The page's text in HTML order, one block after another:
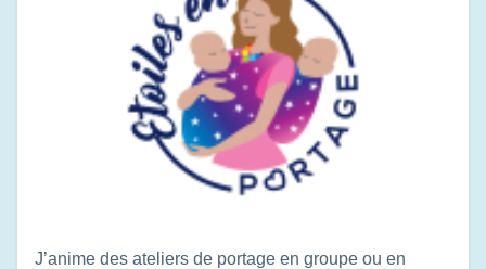
J’anime des ateliers de portage en groupe ou en